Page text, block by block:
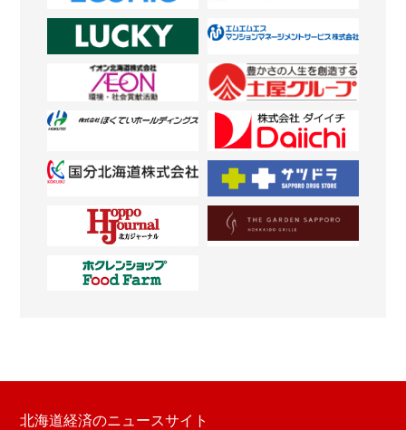
北海道経済のニュースサイト